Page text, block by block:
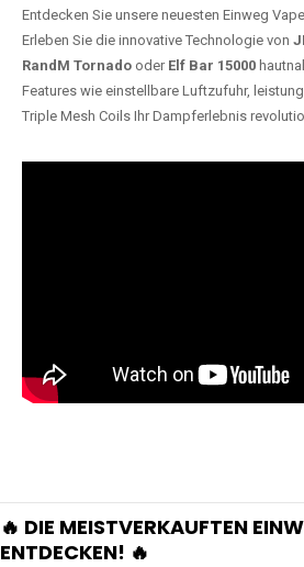
Entdecken Sie unsere neuesten Einweg
Erleben Sie die innovative Technologie von
RandM Tornado oder Elf Bar 15000
Features wie einstellbare Luftzufuhr,
Triple Mesh Coils Ihr Dampferlebnis
🔥 DIE MEISTVERKAUFTEN
ENTDECKEN! 🔥